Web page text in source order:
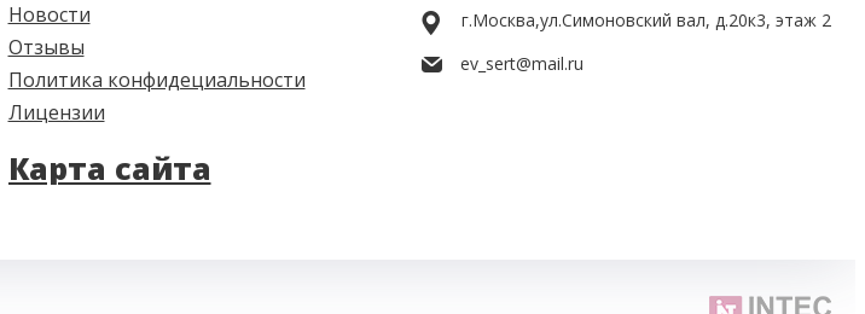
Новости
Отзывы
Политика конфидециальности
Лицензии
Карта сайта
г.Москва,ул.Симоновский вал, д.20к3, этаж 2
ev_sert@mail.ru